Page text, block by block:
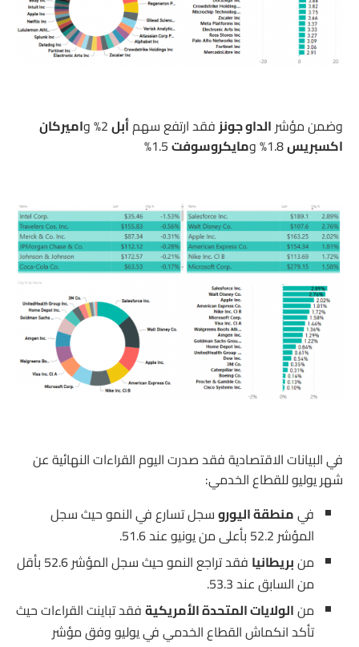
وضمن مؤشرالداو جونزفقد ارتفع سهمأبل
اميركان
اكسبريس
مايكروسوفت
في البيانات الاقتصادية فقد صدرت اليوم القراءات النهائية عن
شهر يوليو للقطاع الخدمي:
فيمنطقة اليوروسجل تسارع في النمو حيث سجل
المؤشر 52.2 بأعلى من يونيو عند 51.6.
منبريطانيا
فقد تراجع النمو حيث سجل المؤشر 52.6 بأقل
من السابق عند 53.3.
منالولايات المتحدة الأمريكيةفقد تباينت القراءات حيث
تأكد انكماش القطاع الخدمي في يوليو وفق مؤشر